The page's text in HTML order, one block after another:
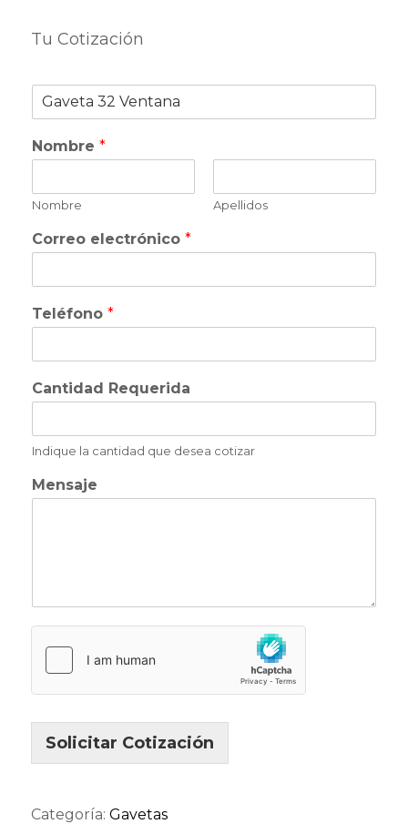
Tu Cotización
d
u
t
Nombre *
Nombre Apellidos
Correo electrónico *
Teléfono *
Cantidad Requerida
Indique la cantidad que desea cotizar
Mensaje
Solicitar Cotización
Categoría: Gavetas